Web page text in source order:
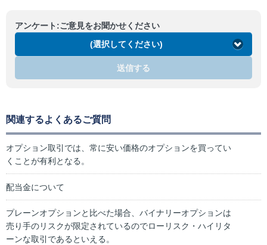
アンケート:ご意見をお聞かせください
(選択してください)
送信する
関連するよくあるご質問
オプション取引では、常に安い価格のオプションを買ってい
くことが有利となる。
配当金について
プレーンオプションと比べた場合、バイナリーオプションは
売り手のリスクが限定されているのでローリスク・ハイリタ
ーンな取引であるといえる。